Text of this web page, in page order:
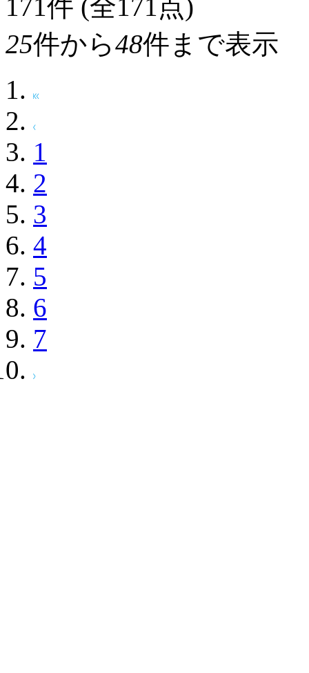
171件 (全171点)
25件から48件まで表示
1
2
3
4
5
6
7